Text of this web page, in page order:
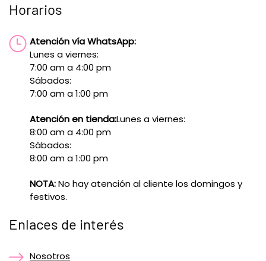
Horarios
Atención vía WhatsApp:
Lunes a viernes:
7:00 am a 4:00 pm
Sábados:
7:00 am a 1:00 pm
Atención en tienda:Lunes a viernes:
8:00 am a 4:00 pm
Sábados:
8:00 am a 1:00 pm
NOTA:No hay atención al cliente los domingos y
festivos.
Enlaces de interés
Nosotros